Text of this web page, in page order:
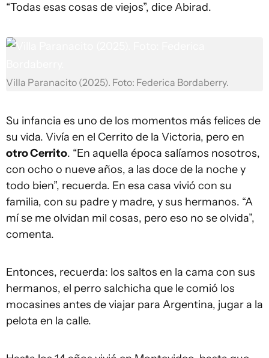
“Todas esas cosas de viejos”, dice Abirad.
Villa Paranacito (2025). Foto: Federica Bordaberry.
Su infancia es uno de los momentos más felices de
su vida. Vivía en el Cerrito de la Victoria, pero en
otro Cerrito. “En aquella época salíamos nosotros,
con ocho o nueve años, a las doce de la noche y
todo bien”, recuerda. En esa casa vivió con su
familia, con su padre y madre, y sus hermanos. “A
mí se me olvidan mil cosas, pero eso no se olvida”,
comenta.
Entonces, recuerda: los saltos en la cama con sus
hermanos, el perro salchicha que le comió los
mocasines antes de viajar para Argentina, jugar a la
pelota en la calle.